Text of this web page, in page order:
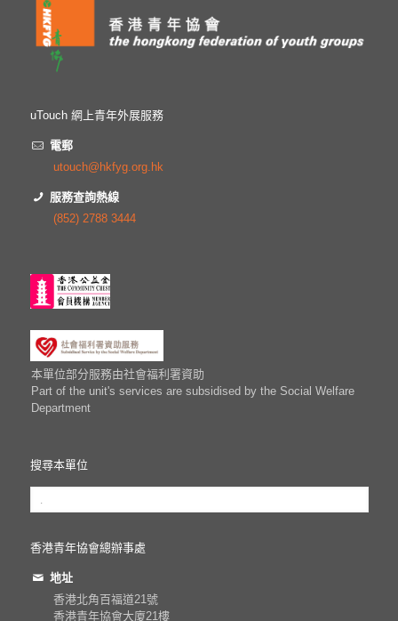
uTouch 網上青年外展服務
電郵
utouch@hkfyg.org.hk
服務查詢熱線
(852) 2788 3444
本單位部分服務由社會福利署資助
Part of the unit's services are subsidised by the Social Welfare
Department
搜尋本單位
香港青年協會總辦事處
地址
香港北角百福道21號
香港青年協會大廈21樓